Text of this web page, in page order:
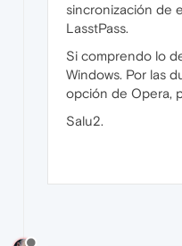
sincronización de
LasstPass.
Si comprendo lo
Windows. Por las
opción de Opera,
Salu2.